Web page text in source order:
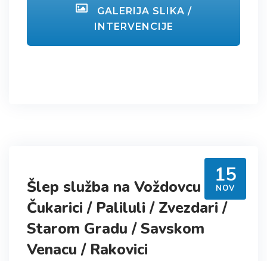
GALERIJA SLIKA /
INTERVENCIJE
15
NOV
Šlep služba na Voždovcu /
Čukarici / Paliluli / Zvezdari /
Starom Gradu / Savskom
Venacu / Rakovici